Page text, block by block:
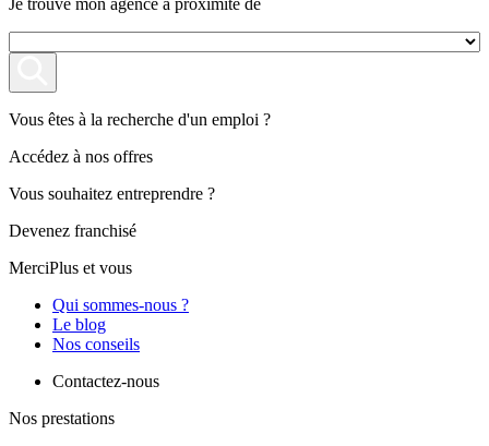
Je trouve mon agence à proximité de
Vous êtes à la recherche d'un emploi ?
Accédez à nos offres
Vous souhaitez entreprendre ?
Devenez franchisé
MerciPlus et vous
Qui sommes-nous ?
Le blog
Nos conseils
Contactez-nous
Nos prestations